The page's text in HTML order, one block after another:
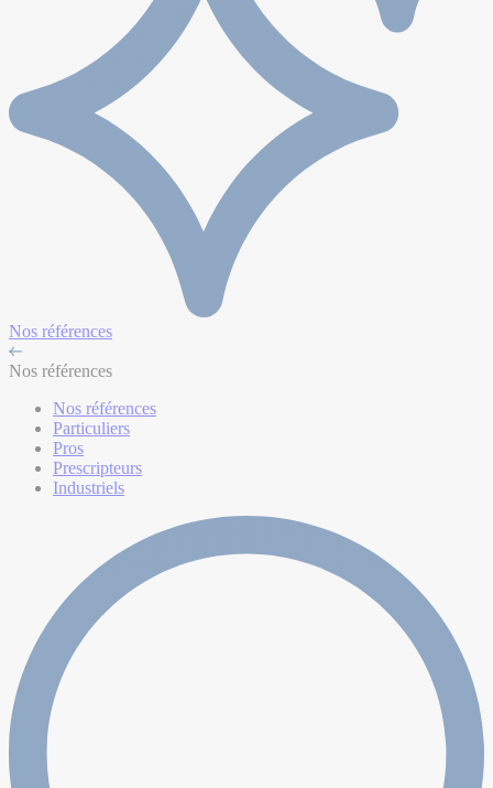
Nos références
Nos références
Nos références
Particuliers
Pros
Prescripteurs
Industriels